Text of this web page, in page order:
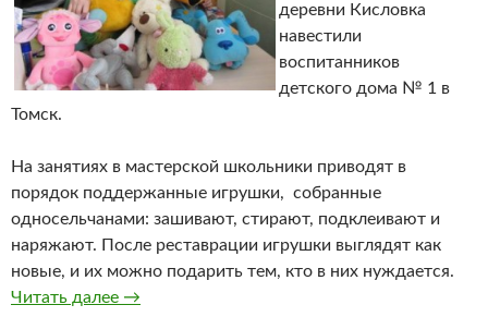
деревни Кисловка
навестили
воспитанников
детского дома № 1 в
Томск.
На занятиях в мастерской школьники приводят в
порядок поддержанные игрушки, собранные
односельчанами: зашивают, стирают, подклеивают и
наряжают. После реставрации игрушки выглядят как
новые, и их можно подарить тем, кто в них нуждается.
Читать далее Поделись игрушкою своей
→